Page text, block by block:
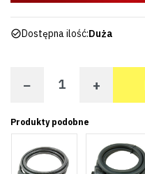
Dostępna ilość:Duża
− +
Produkty podobne